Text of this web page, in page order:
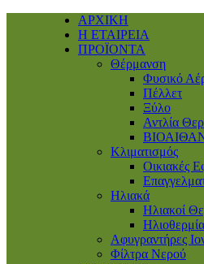
ΑΡΧΙΚΗ
Η ΕΤΑΙΡΕΙΑ
ΠΡΟΪΟΝΤΑ
Θέρμανση
Φυσικό
Πέλλετ
Ξύλο
Αντλία
Κλιματισμός
Οικιακές
Ηλιακά
Ηλιακοί
Ηλιοθερμία
Αφυγραντήρες
Φίλτρα Νερού